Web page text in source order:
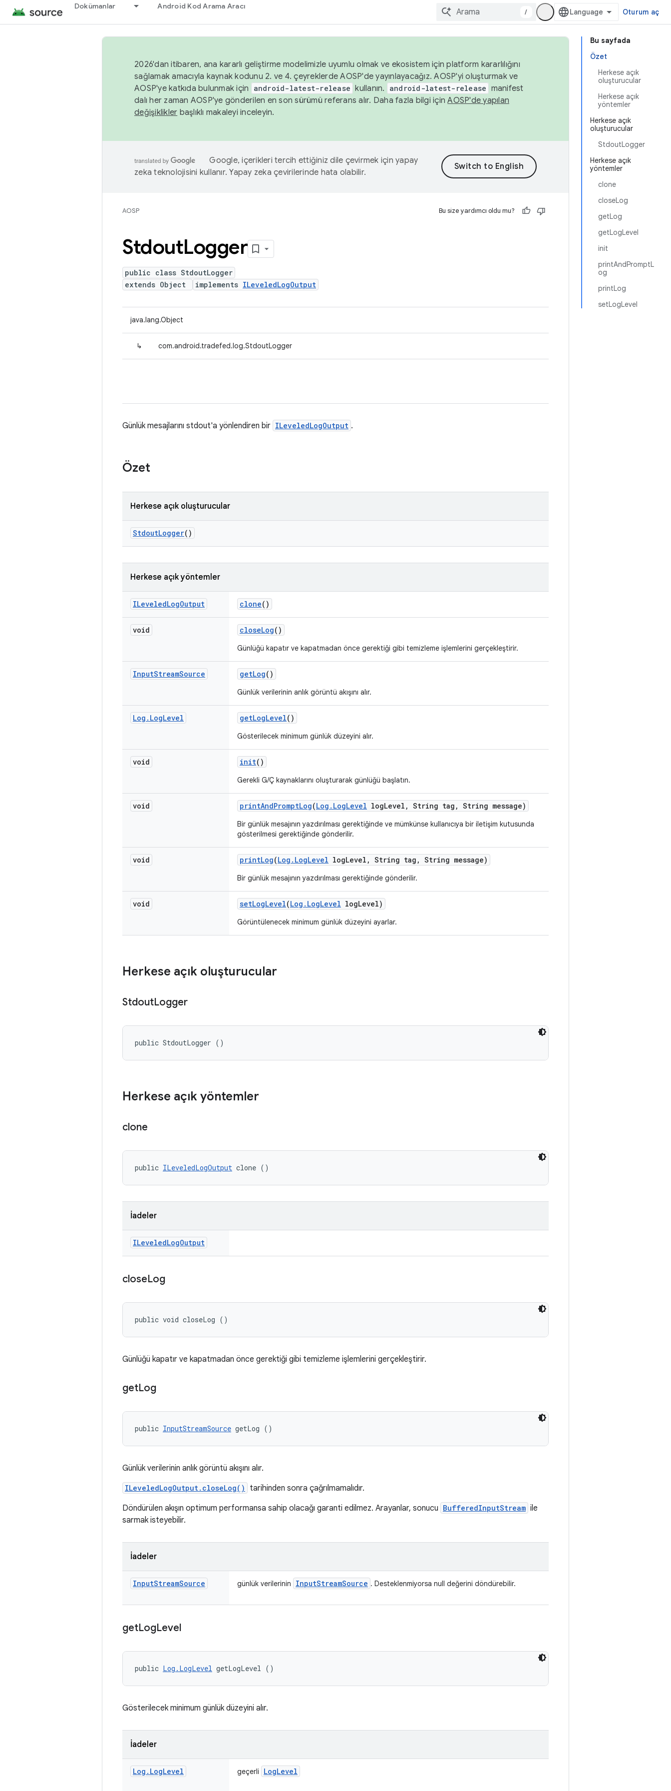
Dokümanlar Android Kod Arama Aracı
/ Oturum aç
Bu sayfada
Özet
Herkese açık
oluşturucular
Herkese açık
yöntemler
Herkese açık
oluşturucular
StdoutLogger
Herkese açık
yöntemler
clone
closeLog
getLog
getLogLevel
init
printAndPromptL
og
printLog
setLogLevel
2026'dan itibaren, ana kararlı geliştirme modelimizle uyumlu olmak ve ekosistem için platform kararlılığını
sağlamak amacıyla kaynak kodunu 2. ve 4. çeyreklerde AOSP'de yayınlayacağız. AOSP'yi oluşturmak ve
AOSP'ye katkıda bulunmak için
android-latest-release kullanın. android-latest-release manifest
dalı her zaman AOSP'ye gönderilen en son sürümü referans alır. Daha fazla bilgi içinAOSP'de yapılan
değişiklikler başlıklı makaleyi inceleyin.
Google, içerikleri tercih ettiğiniz dile çevirmek için yapay
zeka teknolojisini kullanır. Yapay zeka çevirilerinde hata olabilir.
AOSP Bu size yardımcı oldu mu?
StdoutLogger
public class StdoutLogger
extends Object
implements ILeveledLogOutput
java.lang.Object
↳ com.android.tradefed.log.StdoutLogger
Günlük mesajlarını stdout'a yönlendiren bir ILeveledLogOutput .
Özet
Herkese açık oluşturucular
StdoutLogger()
Herkese açık yöntemler
ILeveledLogOutput clone()
void closeLog()
Günlüğü kapatır ve kapatmadan önce gerektiği gibi temizleme işlemlerini gerçekleştirir.
InputStreamSource getLog()
Günlük verilerinin anlık görüntü akışını alır.
Log . LogLevel getLogLevel()
Gösterilecek minimum günlük düzeyini alır.
void init()
Gerekli G/Ç kaynaklarını oluşturarak günlüğü başlatın.
void printAndPromptLog(Log . LogLevel logLevel , String tag , String message)
Bir günlük mesajının yazdırılması gerektiğinde ve mümkünse kullanıcıya bir iletişim kutusunda
gösterilmesi gerektiğinde gönderilir.
void printLog(Log . LogLevel logLevel , String tag , String message)
Bir günlük mesajının yazdırılması gerektiğinde gönderilir.
void setLogLevel(Log . LogLevel logLevel)
Görüntülenecek minimum günlük düzeyini ayarlar.
Herkese açık oluşturucular
StdoutLogger
public StdoutLogger ()
Herkese açık yöntemler
clone
public ILeveledLogOutput clone ()
İadeler
ILeveledLogOutput
closeLog
public void closeLog ()
Günlüğü kapatır ve kapatmadan önce gerektiği gibi temizleme işlemlerini gerçekleştirir.
getLog
public InputStreamSource getLog ()
Günlük verilerinin anlık görüntü akışını alır.
ILeveledLogOutput.closeLog()
tarihinden sonra çağrılmamalıdır.
Döndürülen akışın optimum performansa sahip olacağı garanti edilmez. Arayanlar, sonucu BufferedInputStream ile
sarmak isteyebilir.
İadeler
InputStreamSource günlük verilerinin InputStreamSource . Desteklenmiyorsa null değerini döndürebilir.
getLogLevel
public Log.LogLevel getLogLevel ()
Gösterilecek minimum günlük düzeyini alır.
İadeler
Log . LogLevel geçerli LogLevel